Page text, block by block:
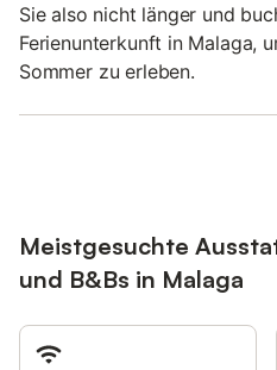
Sie also nicht länger und
Ferienunterkunft in Malaga,
Sommer zu erleben.
Meistgesuchte
und B&Bs in Malaga